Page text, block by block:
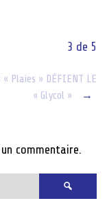
3 de 5
« Plaies » DÉFIENT LE
« Glycol »
→
commentaire.
Rechercher :